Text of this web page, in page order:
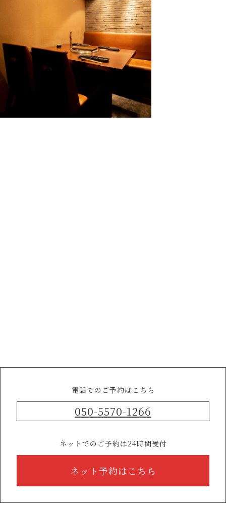
電話でのご予約はこちら
050-5570-1266
ネットでのご予約は24時間受付
ネット予約はこちら